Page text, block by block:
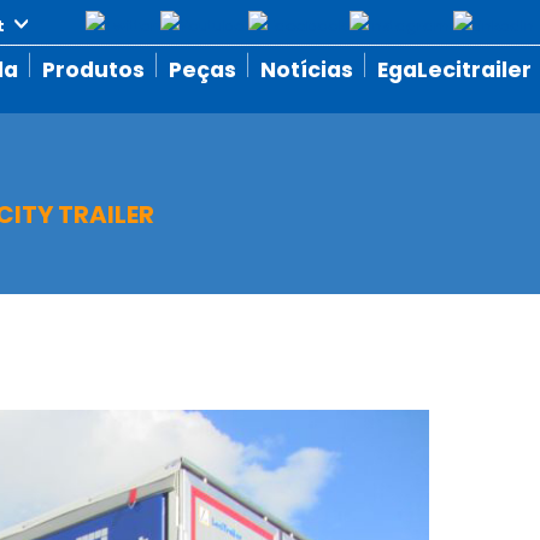
Produtos Peças Notícias EgaLecitrailer
TRAILER